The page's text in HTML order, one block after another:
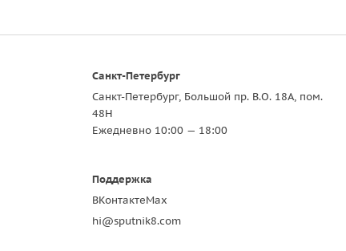
Санкт-Петербург
Санкт-Петербург, Большой пр. В.О. 18A, пом.
48Н
Ежедневно 10:00 — 18:00
Поддержка
ВКонтактеMax
hi@sputnik8.com